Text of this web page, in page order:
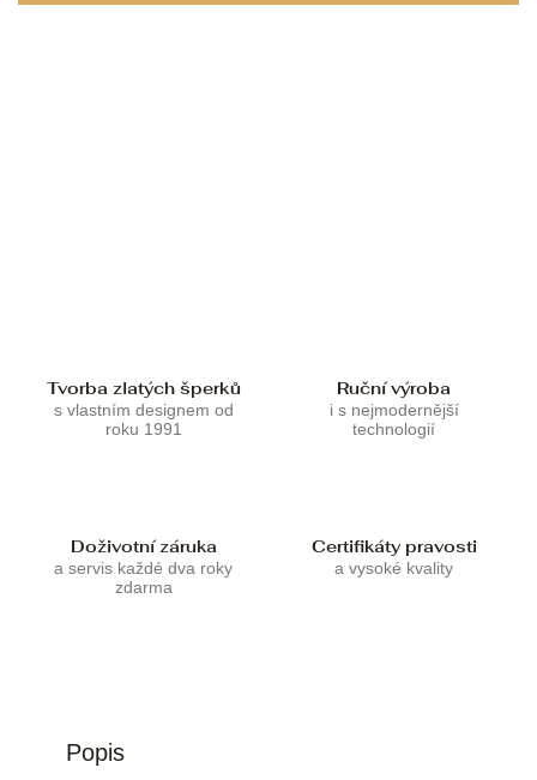
Tvorba zlatých šperků
s vlastním designem od
roku 1991
Ruční výroba
i s nejmodernější
technologií
Doživotní záruka
a servis každé dva roky
zdarma
Certifikáty pravosti
a vysoké kvality
Popis